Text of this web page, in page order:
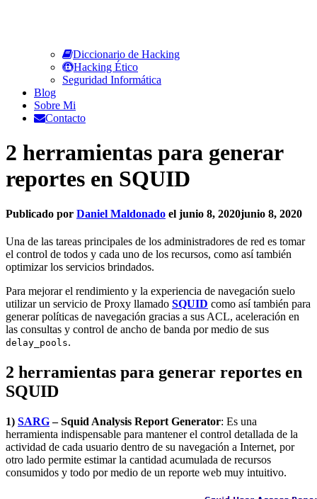
Diccionario de Hacking
Hacking Ético
Seguridad Informática
Blog
Sobre Mi
Contacto
2 herramientas para generar
reportes en SQUID
Publicado por Daniel Maldonado el junio 8, 2020junio 8, 2020
Una de las tareas principales de los administradores de red es tomar
el control de todos y cada uno de los recursos, como así también
optimizar los servicios brindados.
Para mejorar el rendimiento y la experiencia de navegación suelo
utilizar un servicio de Proxy llamado SQUID como así también para
generar políticas de navegación gracias a sus ACL, aceleración en
las consultas y control de ancho de banda por medio de sus
delay_pools.
2 herramientas para generar reportes en
SQUID
1) SARG– Squid Analysis Report Generator: Es una
herramienta indispensable para mantener el control detallada de la
actividad de cada usuario dentro de su navegación a Internet, por
otro lado permite estimar la cantidad acumulada de recursos
consumidos y todo por medio de un reporte web muy intuitivo.